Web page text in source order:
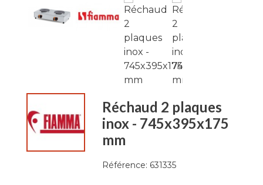
Réchaud 2 plaques
inox - 745x395x175
mm
Référence: 631335